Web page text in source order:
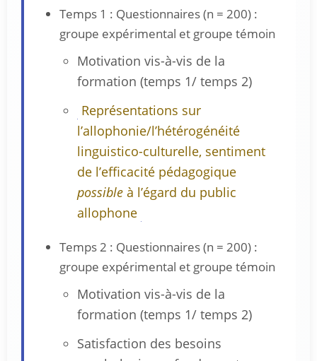
Temps 1 : Questionnaires (n = 200) :
groupe expérimental et groupe témoin
Motivation vis-à-vis de la
formation (temps 1/ temps 2)
Représentations sur
l’allophonie/l’hétérogénéité
linguistico-culturelle, sentiment
de l’efficacité pédagogique
possible à l’égard du public
allophone
Temps 2 : Questionnaires (n = 200) :
groupe expérimental et groupe témoin
Motivation vis-à-vis de la
formation (temps 1/ temps 2)
Satisfaction des besoins